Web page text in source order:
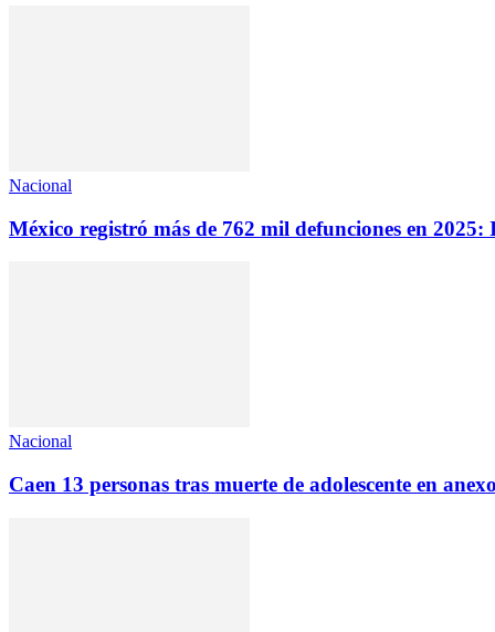
Nacional
México registró más de 762 mil defunciones en
Nacional
Caen 13 personas tras muerte de adolescente en